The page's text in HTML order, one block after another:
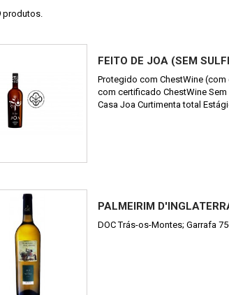
produtos.
FEITO DE JOA (SEM
Protegido com ChestWine (com
com certificado ChestWine
Casa Joa Curtimenta total
PALMEIRIM
DOC Trás-os-Montes; Garrafa